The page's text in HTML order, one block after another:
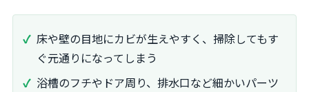
床や壁の目地にカビが生えやすく、掃除してもす
ぐ元通りになってしまう
浴槽のフチやドア周り、排水口など細かいパーツ